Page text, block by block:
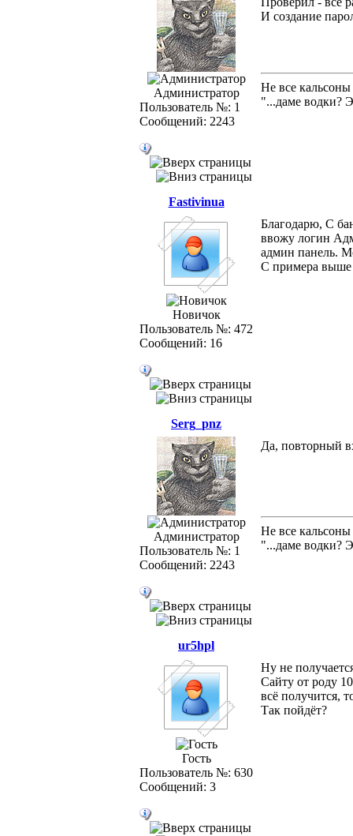
Администратор
Пользователь №: 1
Сообщений: 2243
И создание
Не все
"...даме водки?
Fastivinua
Новичок
Пользователь №: 472
Сообщений: 16
Благодарю, С
ввожу логин
админ панель.
С примера выше
Serg_pnz
Администратор
Пользователь №: 1
Сообщений: 2243
Да, повторный
Не все
"...даме водки?
ur5hpl
Гость
Пользователь №: 630
Сообщений: 3
Ну не
Сайту от роду
всё получится,
Так пойдёт?